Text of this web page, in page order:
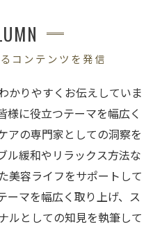
コンテンツを発信
かりやすくお伝えしていま
様に役立つテーマを幅広く
アの専門家としての洞察を
ル緩和やリラックス方法な
美容ライフをサポートして
ーマを幅広く取り上げ、ス
ルとしての知見を執筆して